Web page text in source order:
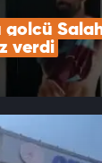
verdi